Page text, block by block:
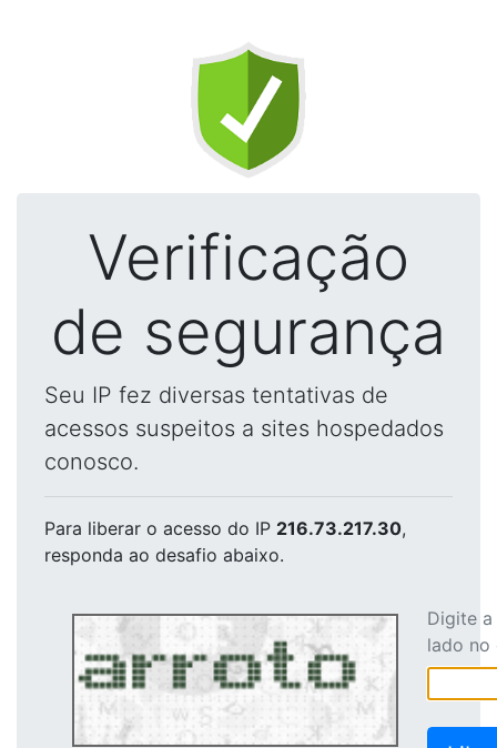
Verificação
de segurança
Seu IP fez diversas tentativas de
acessos suspeitos a sites hospedados
conosco.
Para liberar o acesso do IP 216.73.217.30,
responda ao desafio abaixo.
Digite
lado no